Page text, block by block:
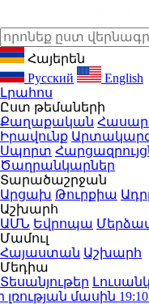
Հայերեն
Русский
English
Լրահոս
Ըստ թեմաների
Քաղաքական
Իրավունք
Սպորտ
Ծաղրանկարներ
Տարածաշրջան
Արցախ Թուրքիա
Աշխարհ
ԱՄՆ Եվրոպա
Մամուլ
Հայաստան Աշխարհ
Մեդիա
Տեսանյութեր
մասին19:10